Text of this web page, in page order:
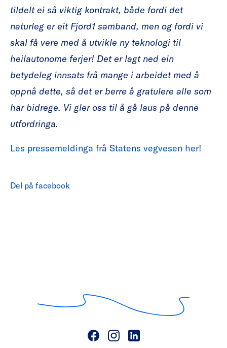
tildelt ei så viktig kontrakt, både fordi det
naturleg er eit Fjord1 samband, men og fordi vi
skal få vere med å utvikle ny teknologi til
heilautonome ferjer! Det er lagt ned ein
betydeleg innsats frå mange i arbeidet med å
oppnå dette, så det er berre å gratulere alle som
har bidrege. Vi gler oss til å gå laus på denne
utfordringa.
Les pressemeldinga frå Statens vegvesen her!
Del på facebook